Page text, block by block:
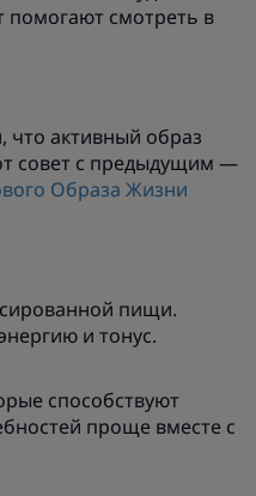
помогают смотреть в
что активный образ
совет с предыдущим —
Образа Жизни
пищи.
и тонус.
способствуют
проще вместе с